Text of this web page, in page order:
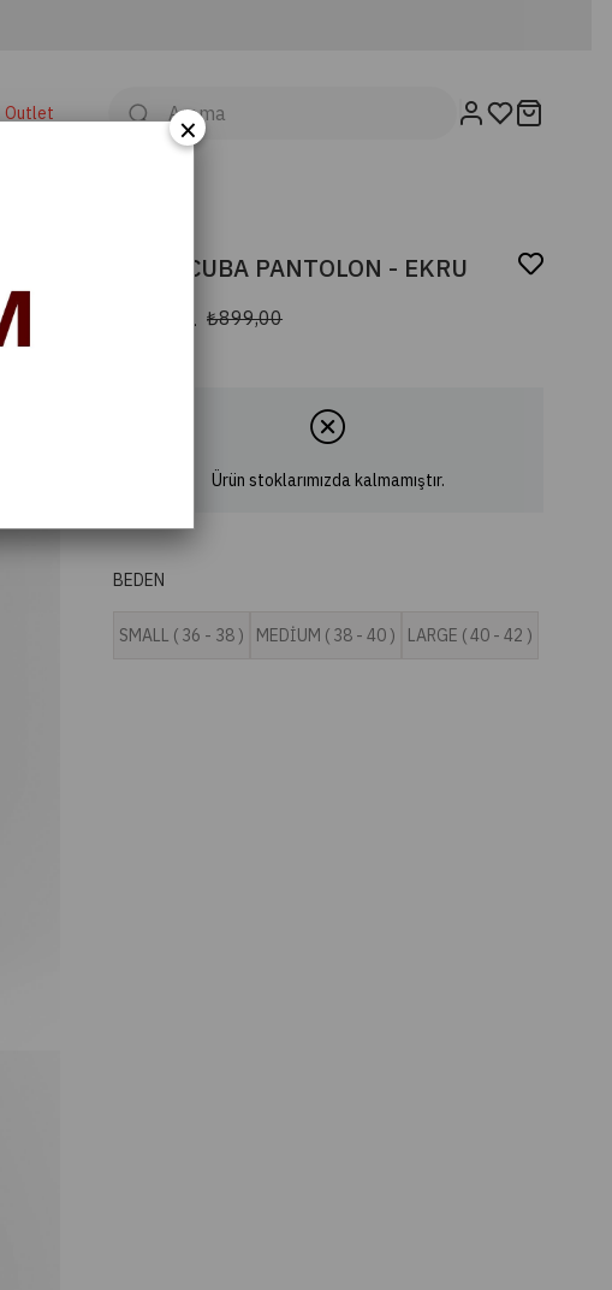
Outlet
LİZA SCUBA PANTOLON - EKRU
₺899,00
₺800,11
Ürün stoklarımızda kalmamıştır.
BEDEN
SMALL ( 36 - 38 ) MEDİUM ( 38 - 40 ) LARGE ( 40 - 42 )
×